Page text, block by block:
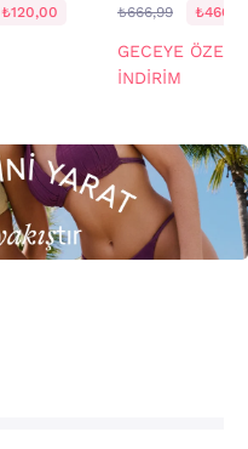
₺120,00 ₺666,99
GECEYE ÖZEL
İNDİRİM